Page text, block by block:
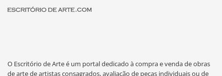
O Escritório de Arte é um portal dedicado à compra e venda de obras
de arte de artistas consagrados, avaliação de peças individuais ou de